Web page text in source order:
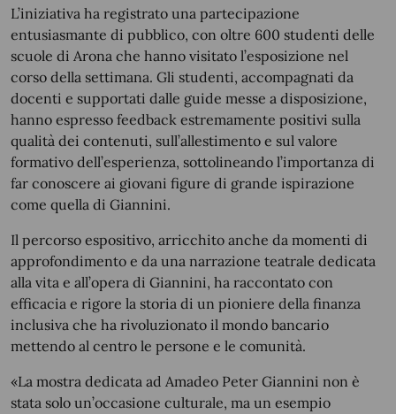
L’iniziativa ha registrato una partecipazione
entusiasmante di pubblico, con oltre 600 studenti delle
scuole di Arona che hanno visitato l’esposizione nel
corso della settimana. Gli studenti, accompagnati da
docenti e supportati dalle guide messe a disposizione,
hanno espresso feedback estremamente positivi sulla
qualità dei contenuti, sull’allestimento e sul valore
formativo dell’esperienza, sottolineando l’importanza di
far conoscere ai giovani figure di grande ispirazione
come quella di Giannini.
Il percorso espositivo, arricchito anche da momenti di
approfondimento e da una narrazione teatrale dedicata
alla vita e all’opera di Giannini, ha raccontato con
efficacia e rigore la storia di un pioniere della finanza
inclusiva che ha rivoluzionato il mondo bancario
mettendo al centro le persone e le comunità.
«La mostra dedicata ad Amadeo Peter Giannini non è
stata solo un’occasione culturale, ma un esempio